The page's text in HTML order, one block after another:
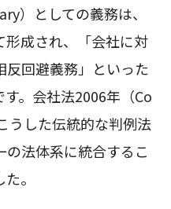
）としての義務は、
成され、「会社に対
反回避義務」といった
。会社法2006年（Co
うした伝統的な判例法
の法体系に統合するこ
。